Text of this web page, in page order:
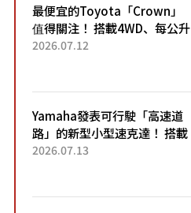
最便宜的Toyota「Crown」
值得關注！ 搭載4WD、每公升
22.4公里低油耗表現超亮眼！
2026.07.12
Yamaha發表可行駛「高速道
路」的新型小型速克達！ 搭載
能享受超強勁「渦輪感」的動
2026.07.13